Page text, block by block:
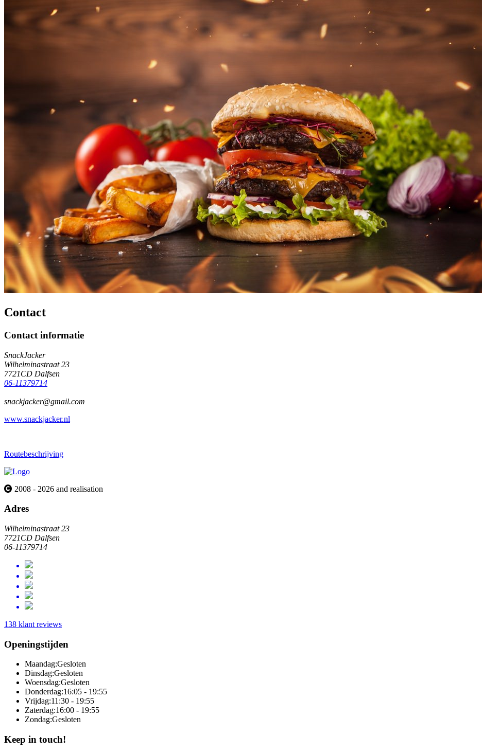
Contact
Contact informatie
SnackJacker
Wilhelminastraat 23
7721CD Dalfsen
06-11379714
snackjacker@gmail.com
www.snackjacker.nl
Routebeschrijving
2008 - 2026 and realisation
Adres
Wilhelminastraat 23
7721CD Dalfsen
06-11379714
138 klant reviews
Openingstijden
Maandag:Gesloten
Dinsdag:Gesloten
Woensdag:Gesloten
Donderdag:16:05 - 19:55
Vrijdag:11:30 - 19:55
Zaterdag:16:00 - 19:55
Zondag:Gesloten
Keep in touch!